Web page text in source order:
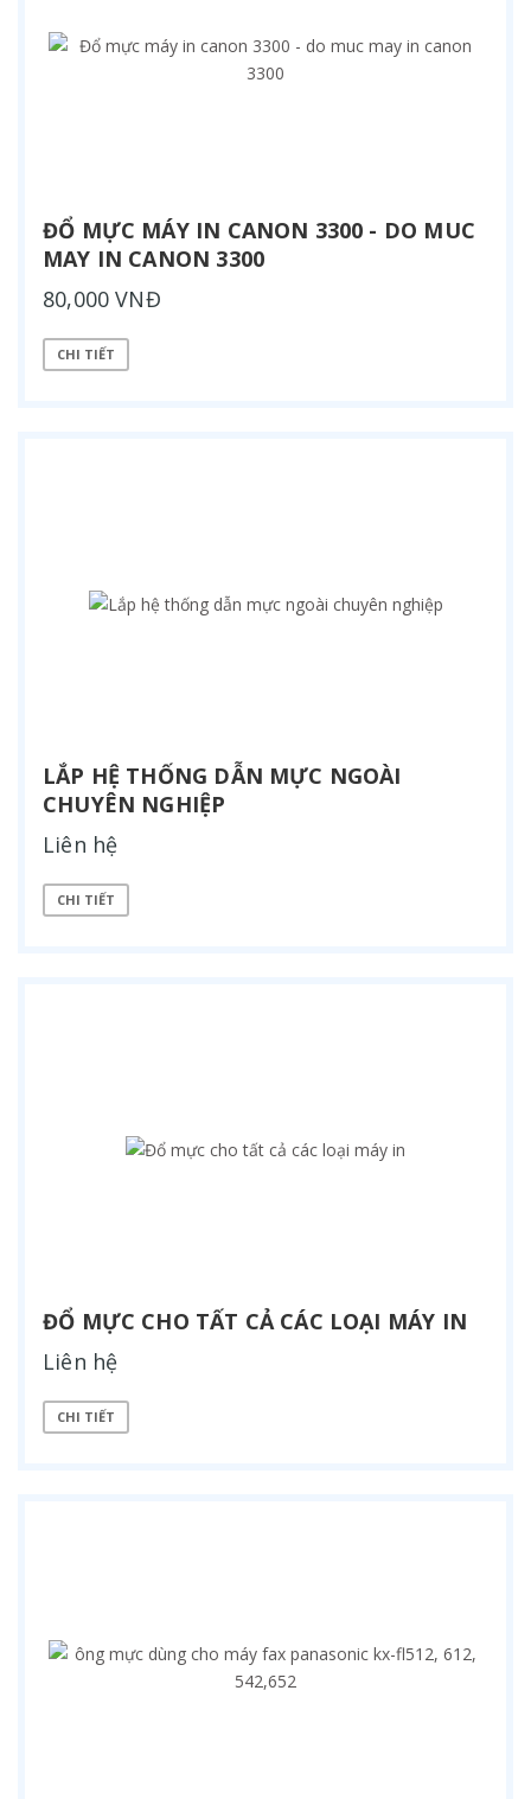
ĐỔ MỰC MÁY IN CANON 3300 - DO MUC
MAY IN CANON 3300
80,000 VNĐ
CHI TIẾT
LẮP HỆ THỐNG DẪN MỰC NGOÀI
CHUYÊN NGHIỆP
Liên hệ
CHI TIẾT
ĐỔ MỰC CHO TẤT CẢ CÁC LOẠI MÁY IN
Liên hệ
CHI TIẾT